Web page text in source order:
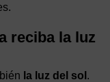
reciba la luz
la luz del sol .